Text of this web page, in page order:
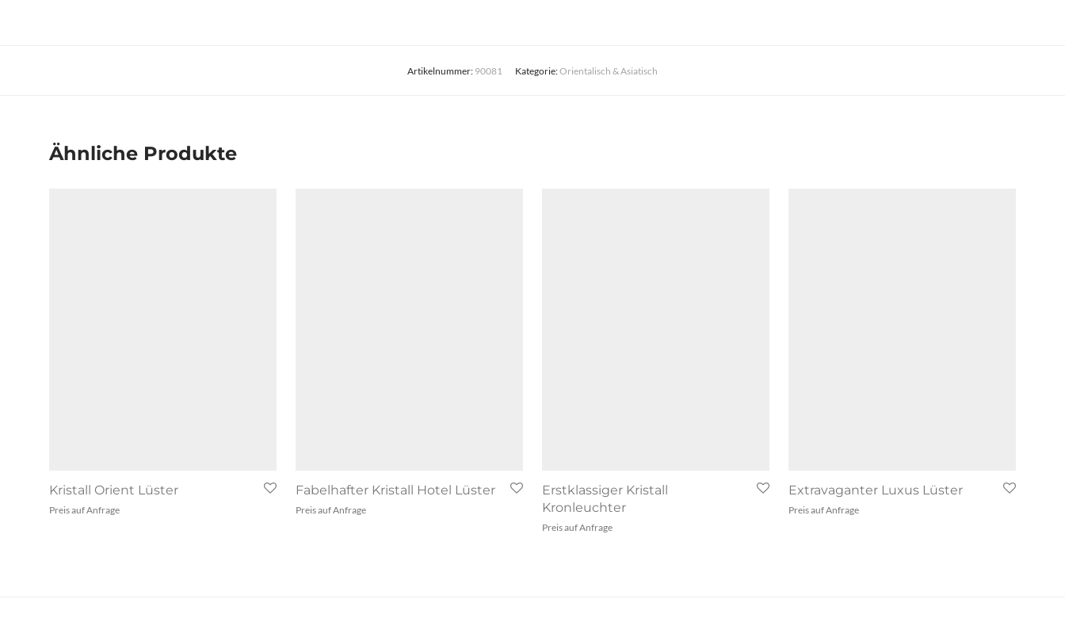
Artikelnummer: 90081 Kategorie:Orientalisch & Asiatisch
Ähnliche Produkte
Kristall Orient Lüster
Preis auf Anfrage
Fabelhafter Kristall Hotel Lüster
Preis auf Anfrage
Erstklassiger Kristall
Kronleuchter
Preis auf Anfrage
Extravaganter Luxus Lüster
Preis auf Anfrage